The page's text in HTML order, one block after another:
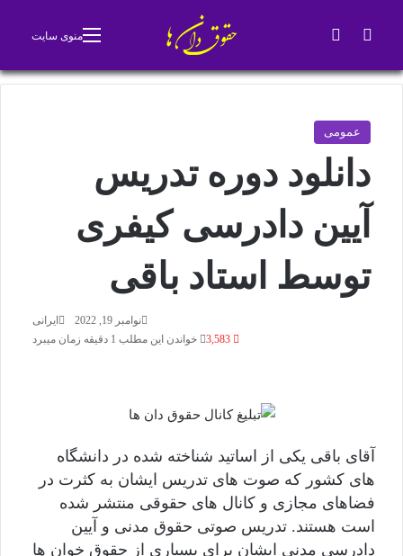
جستجو برای منوی سایت
عمومی
دانلود دوره تدریس
آیین دادرسی کیفری
توسط استاد باقی
ایرانی
نوامبر 19, 2022
خواندن این مطلب 1 دقیقه زمان میبرد
آقای باقی یکی از اساتید شناخته شده در دانشگاه
های کشور که صوت های تدریس ایشان به کثرت در
فضاهای مجازی و کانال های حقوقی منتشر شده
است هستند. تدریس صوتی حقوق مدنی و آیین
دادرسی مدنی ایشان برای بسیاری از حقوق خوان ها